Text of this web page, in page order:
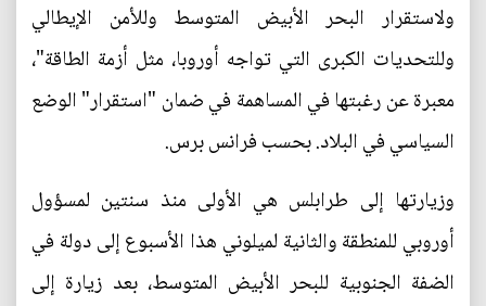
ولاستقرار البحر الأبيض المتوسط وللأمن الإيطالي
وللتحديات الكبرى التي تواجه أوروبا، مثل أزمة الطاقة"،
معبرة عن رغبتها في المساهمة في ضمان "استقرار" الوضع
السياسي في البلاد. بحسب فرانس برس.
وزيارتها إلى طرابلس هي الأولى منذ سنتين لمسؤول
أوروبي للمنطقة والثانية لميلوني هذا الأسبوع إلى دولة في
الضفة الجنوبية للبحر الأبيض المتوسط، بعد زيارة إلى